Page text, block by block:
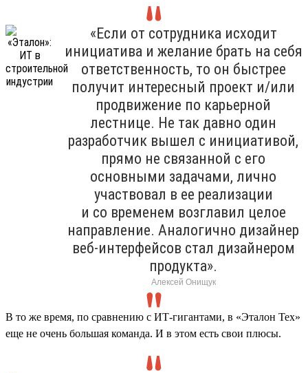
«Если от сотрудника исходит
инициатива и желание брать на себя
ответственность, то он быстрее
получит интересный проект и/или
продвижение по карьерной
лестнице. Не так давно один
разработчик вышел с инициативой,
прямо не связанной с его
основными задачами, лично
участвовал в ее реализации
и со временем возглавил целое
направление. Аналогично дизайнер
веб-интерфейсов стал дизайнером
продукта».
Алексей Онищук
В то же время, по сравнению с ИТ-гигантами, в «Эталон Тех»
еще не очень большая команда. И в этом есть свои плюсы.